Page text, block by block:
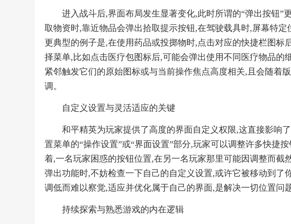
进入战斗后,界面布局发生显著变化,此时所谓的“弹出按钮”
取物资时,靠近物品会弹出拾取提示按钮,在驾驶载具时,屏幕特
更典型的例子是,在使用药品或投掷物时,点击对应的快捷栏图标
择菜单,比如点击医疗包图标后,可能会弹出使用不同医疗物品的
紧邻触发它们的原始图标或与当前操作焦点高度相关,且会随着
调。
自定义设置与灵活适应的关键
和平精英为玩家提供了高度的界面自定义权限,这直接影响
置菜单的“操作设置”或“界面设置”部分,玩家可以调整许多快捷
着,一名玩家困惑的按钮位置,在另一名玩家那里可能因调整而截
弹出功能时,不妨检查一下自己的自定义设置,或许它被移动到了
调低而难以察觉,适应并优化属于自己的界面,是解决一切位置问
持续探索与熟悉游戏的内在逻辑